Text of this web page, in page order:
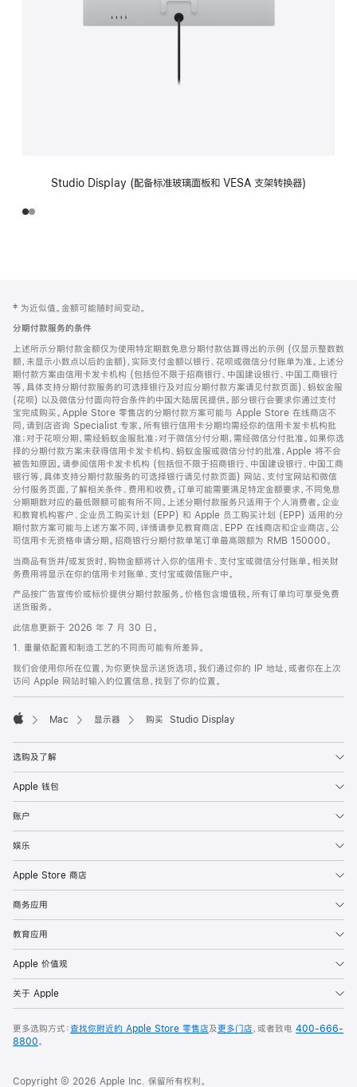
Studio Display (配备标准玻璃面板和 VESA 支架转换器)
页
页
脚
注
‡ 为近似值。金额可能随时间变动。
分期付款服务的条件
上述所示分期付款金额仅为使用特定期数免息分期付款估算得出的示例 (仅显示整数数
额，未显示小数点以后的金额)，实际支付金额以银行、花呗或微信分付账单为准。上述分
期付款方案由信用卡发卡机构 (包括但不限于招商银行、中国建设银行、中国工商银行
等，具体支持分期付款服务的可选择银行及对应分期付款方案请见付款页面)、蚂蚁金服
(花呗) 以及微信分付面向符合条件的中国大陆居民提供。部分银行会要求你通过支付
宝完成购买。Apple Store 零售店的分期付款方案可能与 Apple Store 在线商店不
同，请到店咨询 Specialist 专家。所有银行信用卡分期均需经你的信用卡发卡机构批
准；对于花呗分期，需经蚂蚁金服批准；对于微信分付分期，需经微信分付批准。如果你选
择的分期付款方案未获得信用卡发卡机构、蚂蚁金服或微信分付的批准，Apple 将不会
被告知原因。请参阅信用卡发卡机构 (包括但不限于招商银行、中国建设银行、中国工商
银行等，具体支持分期付款服务的可选择银行请见付款页面) 网站、支付宝网站和微信
分付服务页面，了解相关条件、费用和收费。订单可能需要满足特定金额要求，不同免息
分期期数对应的最低限额可能有所不同。上述分期付款服务只适用于个人消费者。企业
和教育机构客户、企业员工购买计划 (EPP) 和 Apple 员工购买计划 (EPP) 适用的分
期付款方案可能与上述方案不同，详情请参见教育商店、EPP 在线商店和企业商店。公
司信用卡无资格申请分期。招商银行分期付款单笔订单最高限额为 RMB 150000。
当商品有货并/或发货时，购物金额将计入你的信用卡、支付宝或微信分付账单。相关财
务费用将显示在你的信用卡对账单、支付宝或微信账户中。
产品按广告宣传价或标价提供分期付款服务。价格包含增值税。所有订单均可享受免费
送货服务。
此信息更新于 2026 年 7 月 30 日。
1. 重量依配置和制造工艺的不同而可能有所差异。
我们会使用你所在位置，为你更快显示送货选项。我们通过你的 IP 地址，或者你在上次
访问 Apple 网站时输入的位置信息，找到了你的位置。
Mac 显示器 购买 Studio Display
选购及了解
Apple 钱包
账户
娱乐
Apple Store 商店
商务应用
教育应用
Apple 价值观
关于 Apple
更多选购方式：查找你附近的 Apple Store 零售店及更多门店，或者致电 400-666-
8800。
Copyright © 2026 Apple Inc. 保留所有权利。